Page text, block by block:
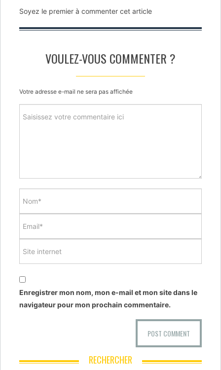
Soyez le premier à commenter cet article
VOULEZ-VOUS COMMENTER ?
Votre adresse e-mail ne sera pas affichée
Enregistrer mon nom, mon e-mail et mon site dans le
navigateur pour mon prochain commentaire.
RECHERCHER